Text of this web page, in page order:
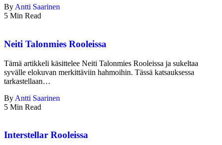
By Antti Saarinen
5 Min Read
Neiti Talonmies Rooleissa
Tämä artikkeli käsittelee Neiti Talonmies Rooleissa ja sukeltaa
syvälle elokuvan merkittäviin hahmoihin. Tässä katsauksessa
tarkastellaan…
By Antti Saarinen
5 Min Read
Interstellar Rooleissa